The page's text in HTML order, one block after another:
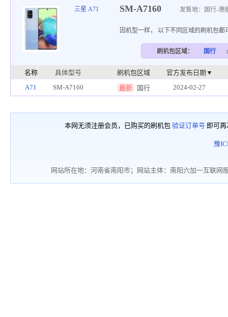
三星 A71 SM-A7160 发售地：国行-港
因机型一样， 以下不同区域的刷机包
刷机包区域： 国行
名称 具体型号 刷机包区域
官方发布日期▼
A71
SM-A7160 最新 国行 2024-02-27
本网无须注册会员，已购买的刷机包 验证订单号 即可
豫
网站所在地：河南省南阳市；网站主体：南阳六加一互联